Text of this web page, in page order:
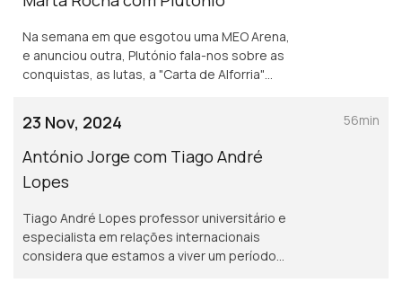
Na semana em que esgotou uma MEO Arena,
e anunciou outra, Plutónio fala-nos sobre as
conquistas, as lutas, a "Carta de Alforria"
23 Nov, 2024
António Jorge com Tiago André
Lopes
Tiago André Lopes professor universitário e
especialista em relações internacionais
considera que estamos a viver um período
56min